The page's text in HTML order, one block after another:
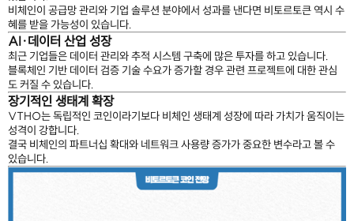
비체인이 공급망 관리와 기업 솔루션 분야에서 성과를 낸다면 비토르토큰 역시 수
혜를 받을 가능성이 있습니다.
AI·데이터 산업 성장
최근 기업들은 데이터 관리와 추적 시스템 구축에 많은 투자를 하고 있습니다.
블록체인 기반 데이터 검증 기술 수요가 증가할 경우 관련 프로젝트에 대한 관심
도 커질 수 있습니다.
장기적인 생태계 확장
VTHO는 독립적인 코인이라기보다 비체인 생태계 성장에 따라 가치가 움직이는
성격이 강합니다.
결국 비체인의 파트너십 확대와 네트워크 사용량 증가가 중요한 변수라고 볼 수
있습니다.